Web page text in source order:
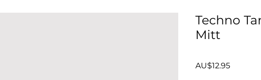
Techno
Mitt
AU$12.95價